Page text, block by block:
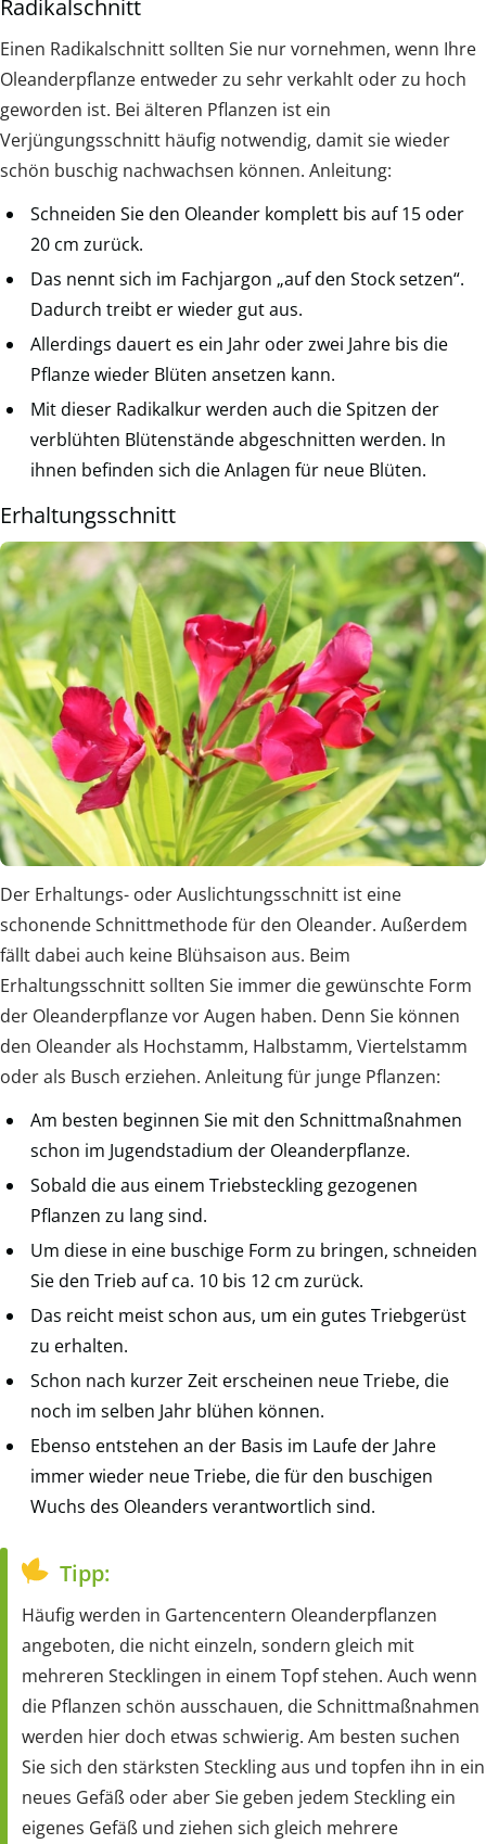
Radikalschnitt
Einen Radikalschnitt sollten Sie nur vornehmen, wenn Ihre
Oleanderpflanze entweder zu sehr verkahlt oder zu hoch
geworden ist. Bei älteren Pflanzen ist ein
Verjüngungsschnitt häufig notwendig, damit sie wieder
schön buschig nachwachsen können. Anleitung:
Schneiden Sie den Oleander komplett bis auf 15 oder
20 cm zurück.
Das nennt sich im Fachjargon „auf den Stock setzen“.
Dadurch treibt er wieder gut aus.
Allerdings dauert es ein Jahr oder zwei Jahre bis die
Pflanze wieder Blüten ansetzen kann.
Mit dieser Radikalkur werden auch die Spitzen der
verblühten Blütenstände abgeschnitten werden. In
ihnen befinden sich die Anlagen für neue Blüten.
Erhaltungsschnitt
Der Erhaltungs- oder Auslichtungsschnitt ist eine
schonende Schnittmethode für den Oleander. Außerdem
fällt dabei auch keine Blühsaison aus. Beim
Erhaltungsschnitt sollten Sie immer die gewünschte Form
der Oleanderpflanze vor Augen haben. Denn Sie können
den Oleander als Hochstamm, Halbstamm, Viertelstamm
oder als Busch erziehen. Anleitung für junge Pflanzen:
Am besten beginnen Sie mit den Schnittmaßnahmen
schon im Jugendstadium der Oleanderpflanze.
Sobald die aus einem Triebsteckling gezogenen
Pflanzen zu lang sind.
Um diese in eine buschige Form zu bringen, schneiden
Sie den Trieb auf ca. 10 bis 12 cm zurück.
Das reicht meist schon aus, um ein gutes Triebgerüst
zu erhalten.
Schon nach kurzer Zeit erscheinen neue Triebe, die
noch im selben Jahr blühen können.
Ebenso entstehen an der Basis im Laufe der Jahre
immer wieder neue Triebe, die für den buschigen
Wuchs des Oleanders verantwortlich sind.
Tipp:
Häufig werden in Gartencentern Oleanderpflanzen
angeboten, die nicht einzeln, sondern gleich mit
mehreren Stecklingen in einem Topf stehen. Auch wenn
die Pflanzen schön ausschauen, die Schnittmaßnahmen
werden hier doch etwas schwierig. Am besten suchen
Sie sich den stärksten Steckling aus und topfen ihn in ein
neues Gefäß oder aber Sie geben jedem Steckling ein
eigenes Gefäß und ziehen sich gleich mehrere